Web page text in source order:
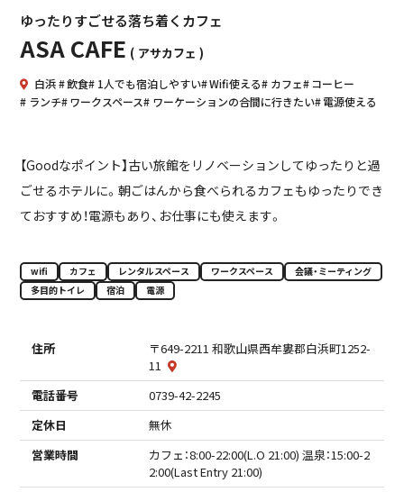
ゆったりすごせる落ち着くカフェ
ASA CAFE アサカフェ
白浜 飲食 1人でも宿泊しやすい Wifi使える カフェ
コーヒー
ランチ
ワークスペース ワーケーションの合間に行きたい 電源使える
【Goodなポイント】古い旅館をリノベーションしてゆったりと過
ごせるホテルに。朝ごはんから食べられるカフェもゆったりでき
ておすすめ！電源もあり、お仕事にも使えます。
wifi カフェ レンタルスペース ワークスペース
会議・ミーティング
多目的トイレ
宿泊 電源
住所
〒649-2211 和歌山県西牟婁郡白浜町1252-
11
電話番号
0739-42-2245
定休日
無休
営業時間
カフェ：8:00-22:00(L.O 21:00) 温泉：15:00-2
2:00(Last Entry 21:00)